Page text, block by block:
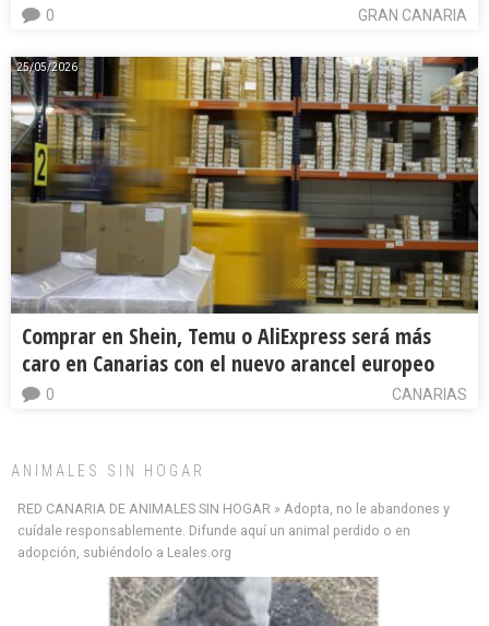
GRAN CANARIA
0
25/05/2026
Comprar en Shein, Temu o AliExpress será más
caro en Canarias con el nuevo arancel europeo
CANARIAS
0
ANIMALES SIN HOGAR
RED CANARIA DE ANIMALES SIN HOGAR » Adopta, no le abandones y
cuídale responsablemente. Difunde aquí un animal perdido o en
adopción, subiéndolo a Leales.org
Minni desaparecido
» Míralo en todos los navegadores y en Google Play con Leales.org o en todas las
redes sociales c...
Leales.org » Gran Canaria
9.7.2025